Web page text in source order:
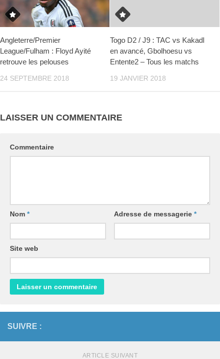
Angleterre/Premier
League/Fulham : Floyd Ayité
retrouve les pelouses
24 SEPTEMBRE 2018
Togo D2 / J9 : TAC vs Kakadl
en avancé, Gbolhoesu vs
Entente2 – Tous les matchs
19 JANVIER 2018
LAISSER UN COMMENTAIRE
Commentaire
Nom * Adresse de messagerie*
Site web
SUIVRE :
ARTICLE SUIVANT